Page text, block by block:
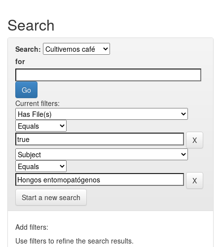
Search
Search:
for
Current filters:
Start a new search
Add filters:
Use filters to refine the search results.